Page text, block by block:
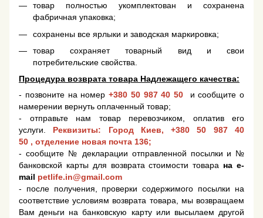
товар полностью укомплектован и сохранена
фабричная упаковка;
сохранены все ярлыки и заводская маркировка;
товар сохраняет товарный вид и свои
потребительские свойства.
Процедура возврата товара Надлежащего качества:
- позвоните на номер +380 50 987 40 50
и сообщите о
намерении вернуть оплаченный товар;
- отправьте нам товар перевозчиком, оплатив его
услуги. Реквизиты: Город Киев,+380 50 987 40
50 , отделение новая почта 136;
- сообщите № декларации отправленной посылки и №
банковской карты для возврата стоимости товара на e-
mail petlife.in@gmail.com
- после получения, проверки содержимого посылки на
соответствие условиям возврата товара, мы возвращаем
Вам деньги на банковскую карту или высылаем другой